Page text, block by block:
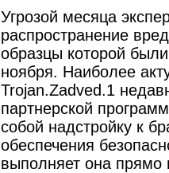
Угрозой месяца
распространение
образцы которой
ноября. Наиболее
Trojan.Zadved.1
партнерской
собой надстройку к
обеспечения
выполняет она